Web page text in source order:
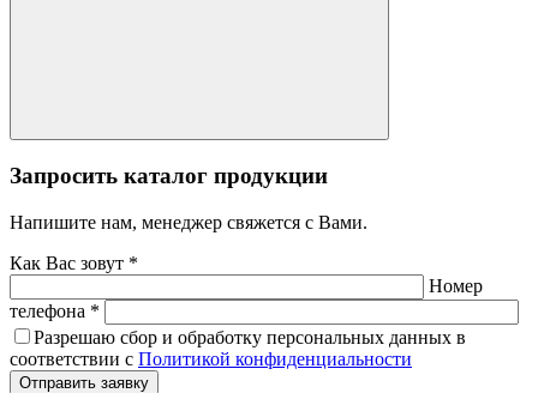
Запросить каталог продукции
Напишите нам, менеджер свяжется с Вами.
Как Вас зовут *
Номер
телефона *
Разрешаю сбор и обработку персональных данных в
соответствии с Политикой конфиденциальности
Отправить заявку